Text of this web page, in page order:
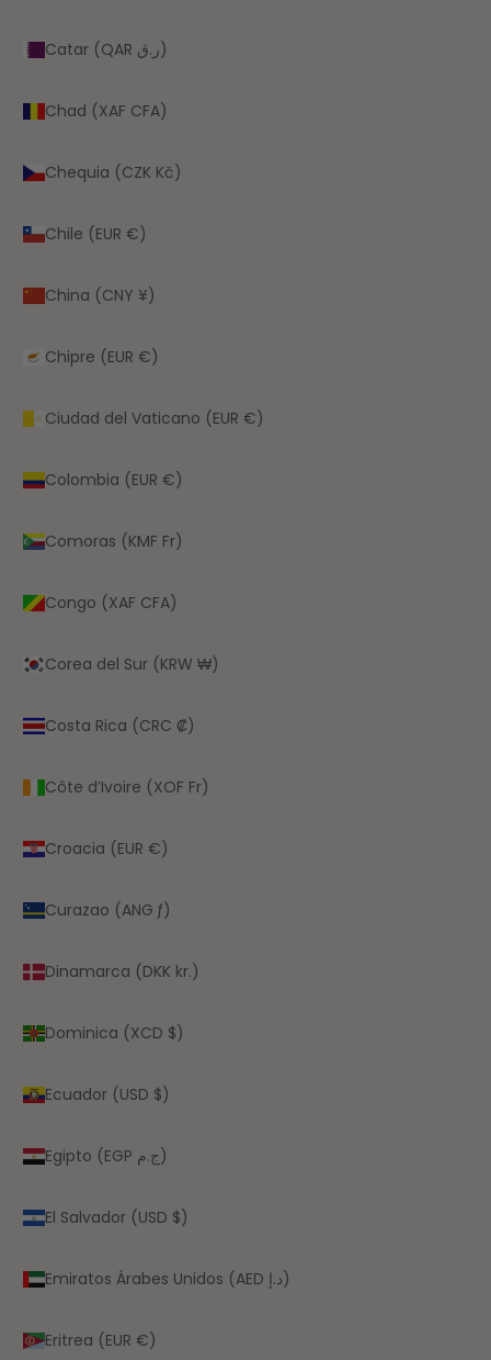
Catar (QAR ر.ق)
Chad (XAF CFA)
Chequia (CZK Kč)
Chile (EUR €)
China (CNY ¥)
Chipre (EUR €)
Ciudad del Vaticano (EUR €)
Colombia (EUR €)
Comoras (KMF Fr)
Congo (XAF CFA)
Corea del Sur (KRW ₩)
Costa Rica (CRC ₡)
Côte d’Ivoire (XOF Fr)
Croacia (EUR €)
Curazao (ANG ƒ)
Dinamarca (DKK kr.)
Dominica (XCD $)
Ecuador (USD $)
Egipto (EGP ج.م)
El Salvador (USD $)
Emiratos Árabes Unidos (AED د.إ)
Eritrea (EUR €)